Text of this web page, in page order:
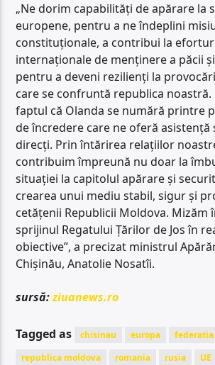
„Ne dorim capabilități de apărare la
europene, pentru a ne îndeplini
constituționale, a contribui la
internaționale de menținere a păcii
pentru a deveni rezilienți la
care se confruntă republica noastră.
faptul că Olanda se numără printre
de încredere care ne oferă asistență
direcți. Prin întărirea relațiilor
contribuim împreună nu doar la
situației la capitolul apărare și
crearea unui mediu stabil, sigur și
cetățenii Republicii Moldova. Mizăm
sprijinul Regatului Țărilor de Jos în
obiective”, a precizat ministrul
Chișinău, Anatolie Nosatîi.
sursă:ziuanews.ro
Tagged as chisinau europa federatia
republica moldova
romania rusia
UE